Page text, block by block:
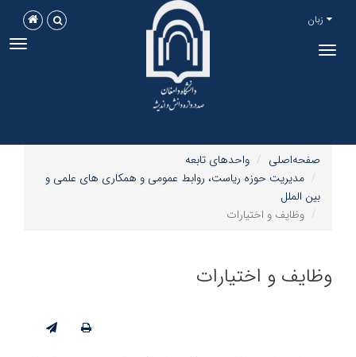
Toggle
زبان
صفحه‌اصلی
واحدهای تابعه
مدیریت حوزه ریاست، روابط عمومی و همکاری های علمی و
بین الملل
وظایف و اختیارات
وظایف و اختیارات